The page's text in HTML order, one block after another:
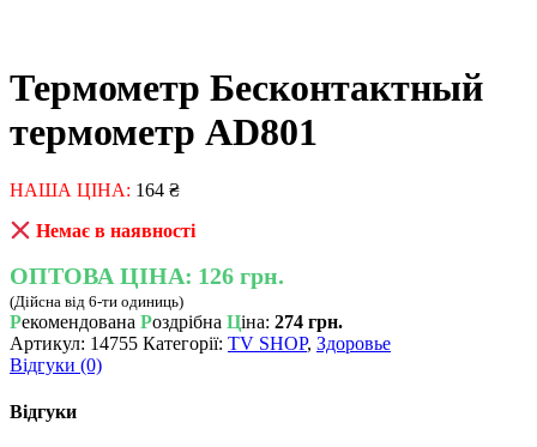
Термометр Бесконтактный
термометр AD801
НАША ЦІНА: 164 ₴
Немає в наявності
ОПТОВА ЦІНА: 126 грн.
(Дійсна від 6-ти одиниць)
Рекомендована Роздрібна Ціна: 274 грн.
Артикул: 14755 Категорії: TV SHOP, Здоровье
Відгуки (0)
Відгуки